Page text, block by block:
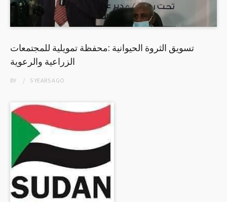
تسويق الثروة الحيوانية :محفظة تمويلية للمجتمعات
الزراعية والرعوية
BY 5 YEARSAGO